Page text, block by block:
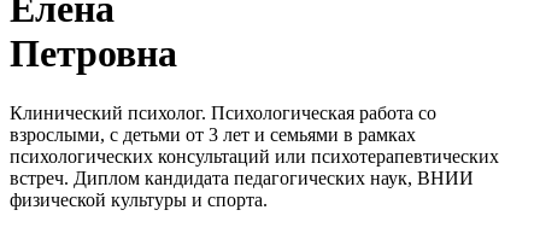
Елена
Петровна
Клинический психолог. Психологическая работа со
взрослыми, с детьми от 3 лет и семьями в рамках
психологических консультаций или психотерапевтических
встреч. Диплом кандидата педагогических наук, ВНИИ
физической культуры и спорта.